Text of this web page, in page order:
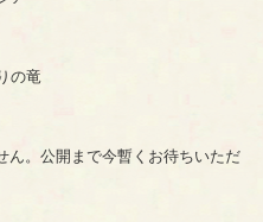
の竜
。公開まで今暫くお待ちいただ